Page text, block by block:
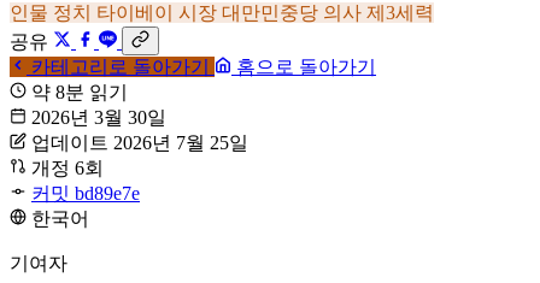
인물 정치 타이베이 시장 대만민중당 의사 제3세력
공유
카테고리로 돌아가기
홈으로 돌아가기
약 8분 읽기
2026년 3월 30일
업데이트 2026년 7월 25일
개정 6회
커밋 bd89e7e
한국어
기여자